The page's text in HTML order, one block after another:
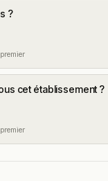
?
cet établissement ?